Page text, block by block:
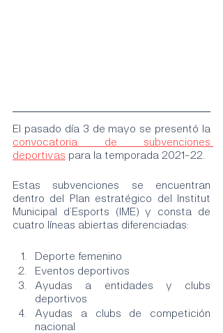
convocatoria de subvenciones
deportivas para la temporada 2021-22.
Estas subvenciones se encuentran
dentro del Plan estratégico del Institut
Municipal d’Esports (IME) y consta de
cuatro líneas abiertas diferenciadas:
Deporte femenino
Eventos deportivos
Ayudas a entidades y clubs
deportivos
Ayudas a clubs de competición
nacional